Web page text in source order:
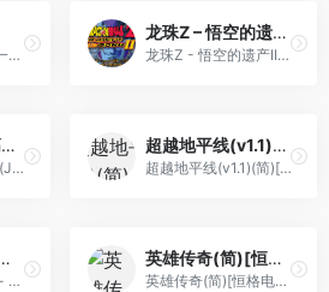
实现了用手机电脑一起玩，外观也很奈斯
龙珠Z – 悟空的遗产II国际版[Superjill&Crystal](繁)(JP)(64Mb)
龙珠Z - 悟空的遗产II国际版[Superjill&Crystal](繁)(JP)(64Mb)
空间暗影(简)[高伟](JP)[STG](1.5Mb)
空间暗影(简)[高伟](JP)[STG](1.5Mb)
超越地平线(v1.1)(简)[Nineswords](JP)[STG](6Mb)
超越地平线(v1.1)(简)[Nineswords](JP)[STG](6Mb)
(简)[热血的鱼缸](JP)[SPG](7Mb)
热血高校躲避球部 - 足球篇(简)[热血的鱼缸](JP)[SPG](7Mb)
英雄传奇(简)[恒格电子](JP)[RPG](8Mb)
英雄传奇(简)[恒格电子](JP)[RPG](8Mb)